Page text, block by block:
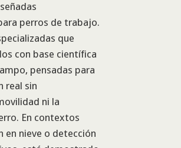
perros de trabajo.
que
con base científica
pensadas para
real sin
ni la
En contextos
en nieve o detección